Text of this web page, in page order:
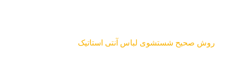
روش صحیح شستشوی لباس آنتی استاتیک